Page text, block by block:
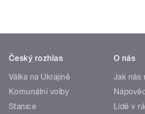
Český rozhlas
Válka na Ukrajině
Komunální volby
Stanice
O nás
Jak nás
Lidé v